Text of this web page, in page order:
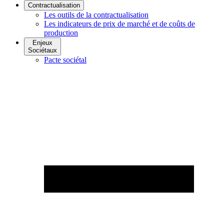
Contractualisation
Les outils de la contractualisation
Les indicateurs de prix de marché et de coûts de
production
Enjeux
Sociétaux
Pacte sociétal